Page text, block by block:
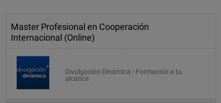
Master Profesional en Cooperación
Internacional (Online)
Divulgación Dinámica - Formación a tu
alcance